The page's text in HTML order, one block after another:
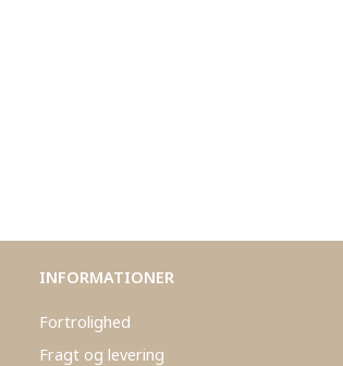
INFORMATIONER
Fortrolighed
Fragt og levering